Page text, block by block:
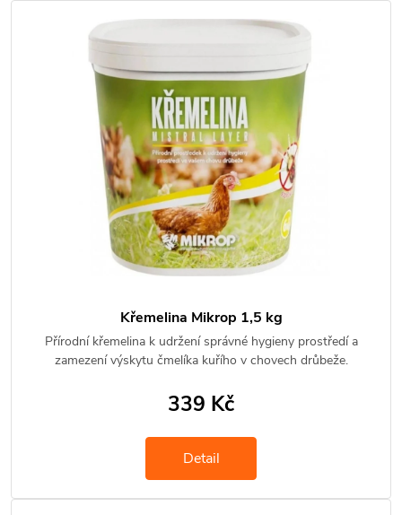
Křemelina Mikrop 1,5 kg
Přírodní křemelina k udržení správné hygieny prostředí a
zamezení výskytu čmelíka kuřího v chovech drůbeže.
339 Kč
Detail